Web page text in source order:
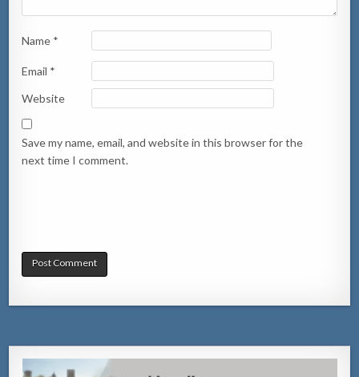
Name *
Email *
Website
Save my name, email, and website in this browser for the
next time I comment.